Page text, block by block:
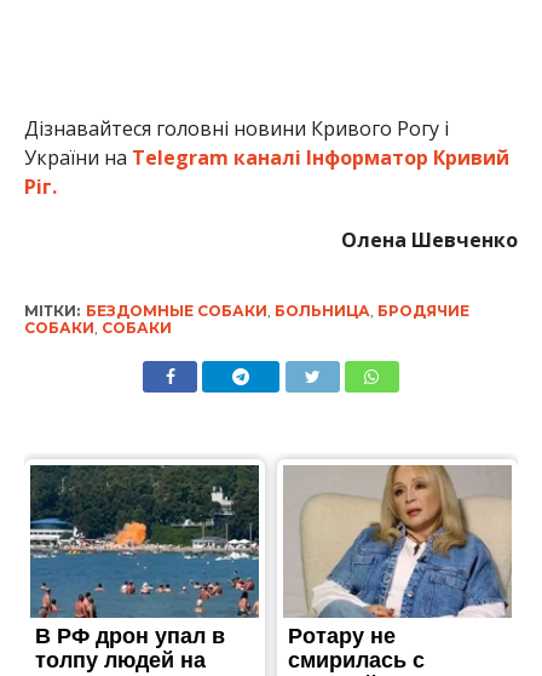
Дізнавайтеся головні новини Кривого Рогу і
України на Telegram каналі Інформатор Кривий
Ріг.
Олена Шевченко
МІТКИ: БЕЗДОМНЫЕ СОБАКИ БОЛЬНИЦА БРОДЯЧИЕ
СОБАКИ СОБАКИ